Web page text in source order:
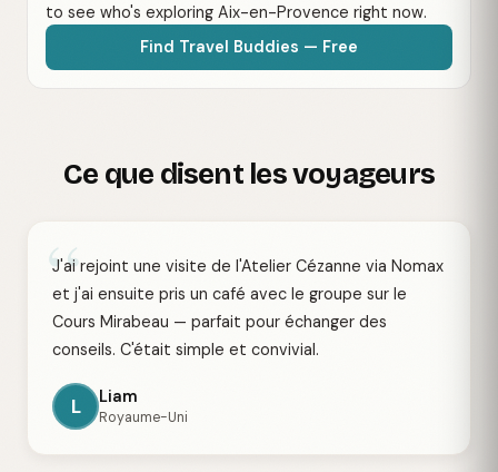
to see who's exploring Aix-en-Provence right now.
Find Travel Buddies — Free
Ce que disent les voyageurs
“
J'ai rejoint une visite de l'Atelier Cézanne via Nomax
et j'ai ensuite pris un café avec le groupe sur le
Cours Mirabeau — parfait pour échanger des
conseils. C'était simple et convivial.
L Liam
Royaume-Uni